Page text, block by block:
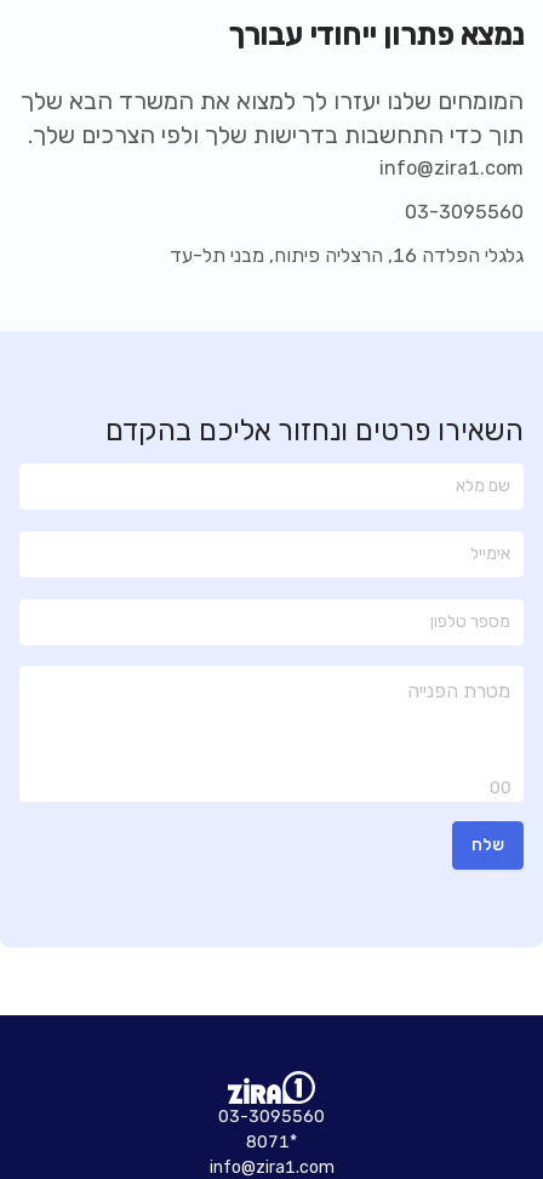
נמצא פתרון ייחודי עבורך
המומחים שלנו יעזרו לך למצוא את המשרד הבא שלך
תוך כדי התחשבות בדרישות שלך ולפי הצרכים שלך.
info@zira1.com
03-3095560
גלגלי הפלדה 16, הרצליה פיתוח, מבני תל-עד
השאירו פרטים ונחזור אליכם בהקדם
00
שלח
03-3095560
8071*
info@zira1.com